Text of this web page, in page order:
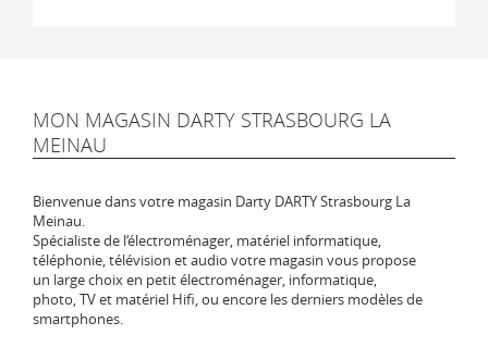
MON MAGASIN DARTY STRASBOURG LA
MEINAU
Bienvenue dans votre magasin Darty DARTY Strasbourg La
Meinau.
Spécialiste de l‘électroménager, matériel informatique,
téléphonie, télévision et audio votre magasin vous propose
un large choix en petit électroménager, informatique,
photo, TV et matériel Hifi, ou encore les derniers modèles de
smartphones.